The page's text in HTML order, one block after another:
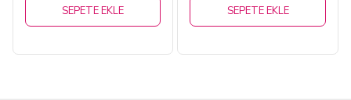
SEPETE EKLE SEPETE EKLE